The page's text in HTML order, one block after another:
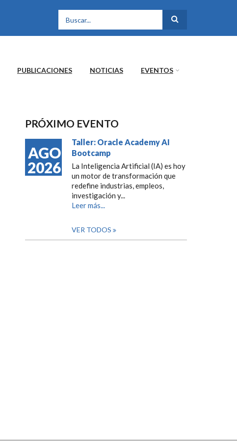
FORMULARIO DE
PUBLICACIONES NOTICIAS EVENTOS
PRÓXIMO EVENTO
AGO
2026
Taller: Oracle Academy AI
Bootcamp
La Inteligencia Artificial (IA) es hoy
un motor de transformación que
redefine industrias, empleos,
investigación y...
Leer más...
VER TODOS